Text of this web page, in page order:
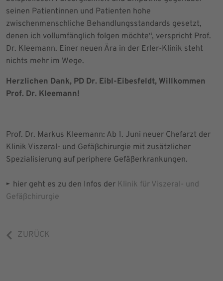
seinen Patientinnen und Patienten hohe
zwischenmenschliche Behandlungsstandards gesetzt,
denen ich vollumfänglich folgen möchte“, verspricht Prof.
Dr. Kleemann. Einer neuen Ära in der Erler-Klinik steht
nichts mehr im Wege.
Herzlichen Dank, PD Dr. Eibl-Eibesfeldt, Willkommen
Prof. Dr. Kleemann!
Prof. Dr. Markus Kleemann: Ab 1. Juni neuer Chefarzt der
Klinik Viszeral- und Gefäßchirurgie mit zusätzlicher
Spezialisierung auf periphere Gefäßerkrankungen.
► hier geht es zu den Infos der Klinik für Viszeral- und
Gefäßchirurgie
ZURÜCK